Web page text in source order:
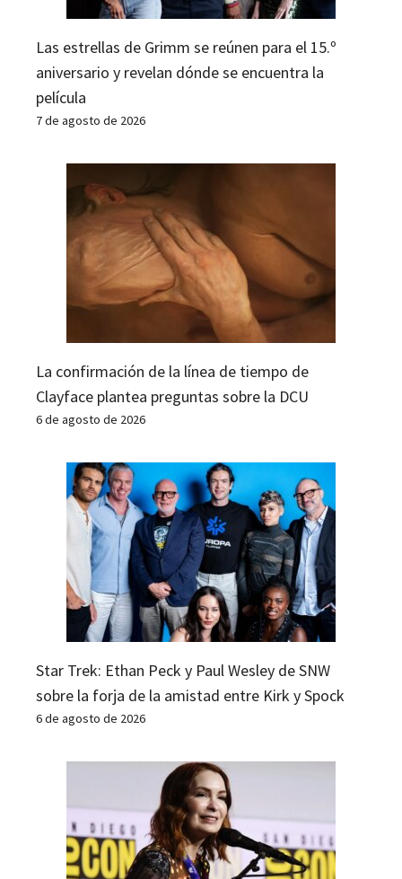
Las estrellas de Grimm se reúnen para el 15.º
aniversario y revelan dónde se encuentra la
película
7 de agosto de 2026
La confirmación de la línea de tiempo de
Clayface plantea preguntas sobre la DCU
6 de agosto de 2026
Star Trek: Ethan Peck y Paul Wesley de SNW
sobre la forja de la amistad entre Kirk y Spock
6 de agosto de 2026